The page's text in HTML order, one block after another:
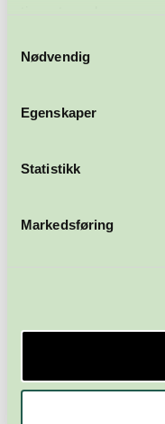
tjenestene deres.
Nødvendig
Egenskaper
Statistikk
Markedsføring